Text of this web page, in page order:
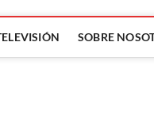
SOBRE
Buscar: